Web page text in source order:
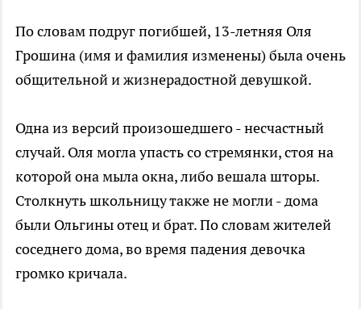
По словам подруг погибшей, 13-летняя Оля
Грошина (имя и фамилия изменены) была очень
общительной и жизнерадостной девушкой.
Одна из версий произошедшего - несчастный
случай. Оля могла упасть со стремянки, стоя на
которой она мыла окна, либо вешала шторы.
Столкнуть школьницу также не могли - дома
были Ольгины отец и брат. По словам жителей
соседнего дома, во время падения девочка
громко кричала.